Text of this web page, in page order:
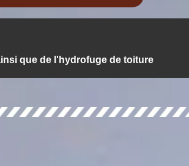
que de l'hydrofuge de toiture